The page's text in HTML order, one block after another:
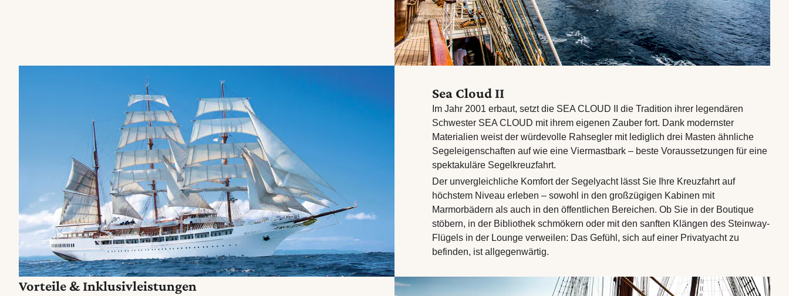
Sea Cloud II
Im Jahr 2001 erbaut, setzt die SEA CLOUD II die Tradition ihrer legendären
Schwester SEA CLOUD mit ihrem eigenen Zauber fort. Dank modernster
Materialien weist der würdevolle Rahsegler mit lediglich drei Masten ähnliche
Segeleigenschaften auf wie eine Viermastbark – beste Voraussetzungen für eine
spektakuläre Segelkreuzfahrt.
Der unvergleichliche Komfort der Segelyacht lässt Sie Ihre Kreuzfahrt auf
höchstem Niveau erleben – sowohl in den großzügigen Kabinen mit
Marmorbädern als auch in den öffentlichen Bereichen. Ob Sie in der Boutique
stöbern, in der Bibliothek schmökern oder mit den sanften Klängen des Steinway-
Flügels in der Lounge verweilen: Das Gefühl, sich auf einer Privatyacht zu
befinden, ist allgegenwärtig.
Vorteile & Inklusivleistungen